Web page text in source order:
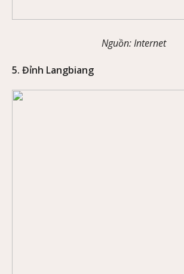
Nguồn: Internet
5. Đỉnh Langbiang